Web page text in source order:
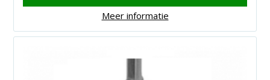
Meer informatie